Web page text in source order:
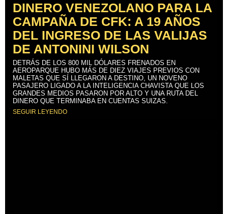
DINERO VENEZOLANO PARA LA
CAMPAÑA DE CFK: A 19 AÑOS
DEL INGRESO DE LAS VALIJAS
DE ANTONINI WILSON
DETRÁS DE LOS 800 MIL DÓLARES FRENADOS EN
AEROPARQUE HUBO MÁS DE DIEZ VIAJES PREVIOS CON
MALETAS QUE SÍ LLEGARON A DESTINO, UN NOVENO
PASAJERO LIGADO A LA INTELIGENCIA CHAVISTA QUE LOS
GRANDES MEDIOS PASARON POR ALTO Y UNA RUTA DEL
DINERO QUE TERMINABA EN CUENTAS SUIZAS.
SEGUIR LEYENDO